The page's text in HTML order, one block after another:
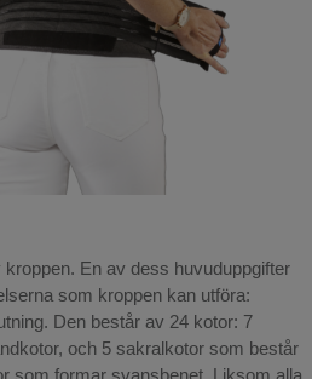
En av dess huvuduppgifter
som kroppen kan utföra:
Den består av 24 kotor: 7
och 5 sakralkotor som består
som formar svansbenet. Liksom alla